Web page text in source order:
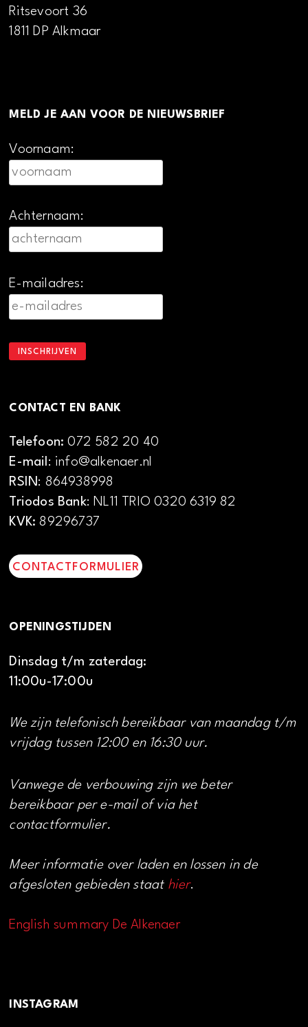
Ritsevoort 36
1811 DP Alkmaar
MELD JE AAN VOOR DE NIEUWSBRIEF
Voornaam:
Achternaam:
E-mailadres:
CONTACT EN BANK
Telefoon:072 582 20 40
E-mail: info@alkenaer.nl
RSIN: 864938998
Triodos Bank: NL11 TRIO 0320 6319 82
KVK: 89296737
CONTACTFORMULIER
OPENINGSTIJDEN
Dinsdag t/m zaterdag:
11:00u-17:00u
We zijn telefonisch bereikbaar van maandag t/m
vrijdag tussen 12:00 en 16:30 uur.
Vanwege de verbouwing zijn we beter
bereikbaar per e-mail of via het
contactformulier.
Meer informatie over laden en lossen in de
afgesloten gebieden staat hier.
English summary De Alkenaer
INSTAGRAM